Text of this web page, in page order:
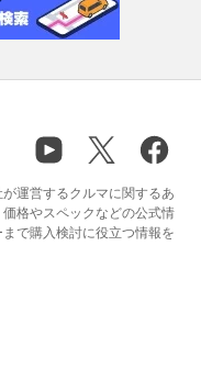
運営するクルマに関するあ
格やスペックなどの公式情
で購入検討に役立つ情報を